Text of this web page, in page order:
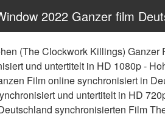
2022 Ganzer film
(The Clockwork Killings)
und untertitelt in HD 1080p -
Film online synchronisiert in
und untertitelt in HD
synchronisierten Film